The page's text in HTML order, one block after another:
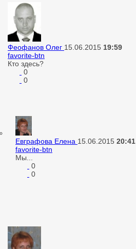
Феофанов Олег 15.06.2015 19:59
favorite-btn
Кто здесь?
0
0
Евграфова Елена 15.06.2015 20:41
favorite-btn
Мы...
0
0